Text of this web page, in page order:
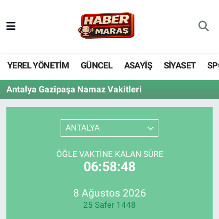
YEREL YÖNETİM GÜNCEL ASAYİŞ SİYASET
Antalya Gazipaşa Namaz Vakitleri
ANTALYA
ÖĞLE VAKTINE KALAN SÜRE
06:58:48
8 Ağustos 2026
25 Safer 1448
YEREL YÖNETİM
GÜNCEL
BİLİM VE TEKNOLOJİ
Nöbetçi Eczaneler
Hava Durumu
Trafik Durumu
Tüm Manşetler
Son Dakika Haberleri